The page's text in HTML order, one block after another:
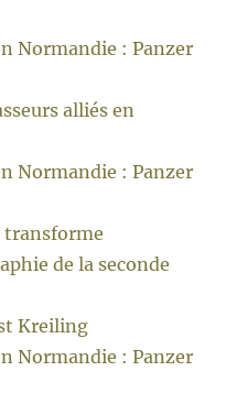
Normandie : Panzer
alliés en
Normandie : Panzer
transforme
de la seconde
Kreiling
Normandie : Panzer